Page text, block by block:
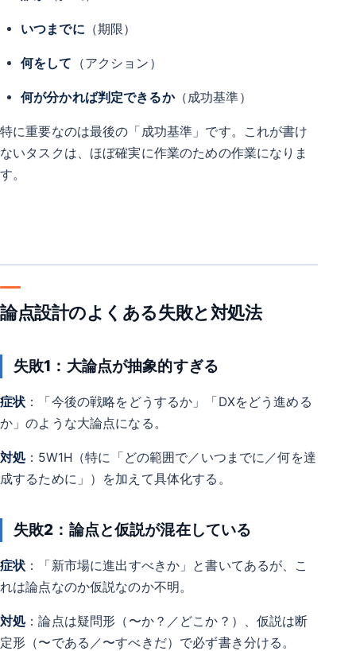
いつまでに （期限）
何をして （アクション）
何が分かれば判定できるか（成功基準）
特に重要なのは最後の「成功基準」です。これが書け
ないタスクは、ほぼ確実に作業のための作業になりま
す。
論点設計のよくある失敗と対処法
失敗1：大論点が抽象的すぎる
症状 ：「今後の戦略をどうするか」「DXをどう進める
か」のような大論点になる。
対処 ：5W1H（特に「どの範囲で／いつまでに／何を達
成するために」）を加えて具体化する。
失敗2：論点と仮説が混在している
症状 ：「新市場に進出すべきか」と書いてあるが、こ
れは論点なのか仮説なのか不明。
対処 ：論点は疑問形（〜か？／どこか？）、仮説は断
定形（〜である／〜すべきだ）で必ず書き分ける。